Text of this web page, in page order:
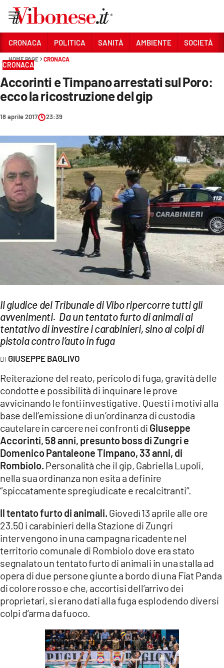
Sezioni
CRONACA
POLITICA
SANITÀ
AMBIENTE
SOCIETÀ
CULTURA
ECONOMIA E LAVORO
LAC NETWORK
LAC ONAIR
Network
LACPLAY.IT
LACTV.IT
LACONAIR.IT
LACITYMAG.IT
ILREGGINO.IT
ILVIBONESE.IT
CATANZAROCHANNEL.IT
LACAPITALENEWS.IT
App
ANDROID
CRONACA POLITICA SANITÀ AMBIENTE SOCIETÀ
HOME PAGE CRONACA
CRONACA
Accorinti e Timpano arrestati sul Poro:
ecco la ricostruzione del gip
18 aprile 2017 23:39
Il giudice del Tribunale di Vibo ripercorre tutti gli
avvenimenti. Da un tentato furto di animali al
tentativo di investire i carabinieri, sino ai colpi di
pistola contro l’auto in fuga
GIUSEPPE BAGLIVO
Reiterazione del reato, pericolo di fuga, gravità delle
condotte e possibilità di inquinare le prove
avvicinando le fonti investigative. Questi i motivi alla
base dell’emissione di un’ordinanza di custodia
cautelare in carcere nei confronti di Giuseppe
Accorinti, 58 anni, presunto boss di Zungri e
Domenico Pantaleone Timpano, 33 anni, di
Rombiolo. Personalità che il gip, Gabriella Lupoli,
nella sua ordinanza non esita a definire
“spiccatamente spregiudicate e recalcitranti”.
Il tentato furto di animali. Giovedì 13 aprile alle ore
23.50 i carabinieri della Stazione di Zungri
intervengono in una campagna ricadente nel
territorio comunale di Rombiolo dove era stato
segnalato un tentato furto di animali in una stalla ad
opera di due persone giunte a bordo di una Fiat Panda
di colore rosso e che, accortisi dell’arrivo dei
proprietari, si erano dati alla fuga esplodendo diversi
colpi d’arma da fuoco.